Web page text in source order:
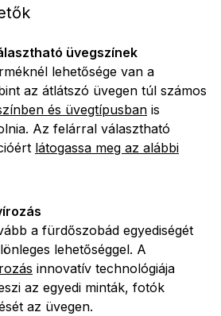
üvegszínek
lehetősége van a
az átlátszó üvegen túl számos
és üvegtípusban is
Az felárral választható
látogassa meg az alábbi
a fürdőszobád egyediségét
lehetőséggel. A
innovatív technológiája
az egyedi minták, fotók
az üvegen.